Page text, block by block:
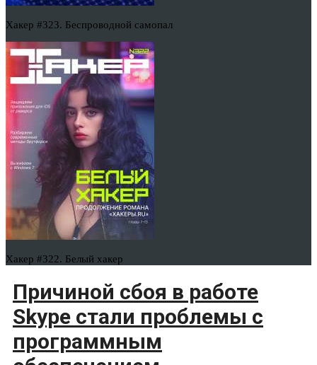
Хакер #323. Беспроводной самопал
Хакер #322. Белый хакер
Причиной сбоя в работе
Skype стали проблемы с
программным